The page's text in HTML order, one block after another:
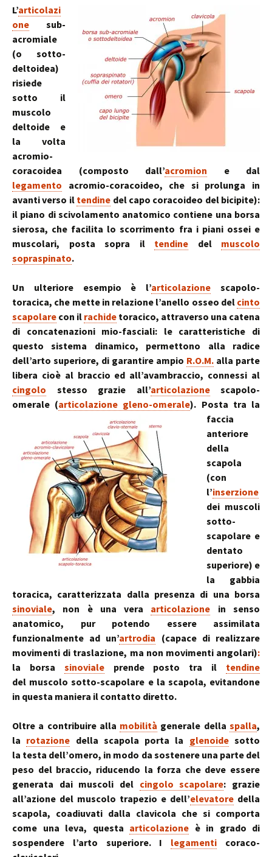
L’articolazi
one sub-
acromiale
(o sotto-
deltoidea)
risiede
sotto il
muscolo
deltoide e
la volta
acromio-
coracoidea (composto dall’acromion e dal
legamento acromio-coracoideo, che si prolunga in
avanti verso il tendine del capo coracoideo del bicipite):
il piano di scivolamento anatomico contiene una borsa
sierosa, che facilita lo scorrimento fra i piani ossei e
muscolari, posta sopra il tendine del muscolo
sopraspinato.
Un ulteriore esempio è l’articolazione scapolo-
toracica, che mette in relazione l’anello osseo del cinto
scapolare con il rachide toracico, attraverso una catena
di concatenazioni mio-fasciali: le caratteristiche di
questo sistema dinamico, permettono alla radice
dell’arto superiore, di garantire ampio R.O.M. alla parte
libera cioè al braccio ed all’avambraccio, connessi al
cingolo stesso grazie all’articolazionescapolo-
omerale (articolazione gleno-omerale). Posta tra la
faccia
anteriore
della
scapola
(con
l’inserzione
dei muscoli
sotto-
scapolare e
dentato
superiore) e
la gabbia
toracica, caratterizzata dalla presenza di una borsa
sinoviale, non è una vera articolazione in senso
anatomico, pur potendo essere assimilata
funzionalmente ad un’artrodia (capace di realizzare
movimenti di traslazione, ma non movimenti angolari):
la borsa sinovialeprende posto tra il tendine
del muscolo sotto-scapolare e la scapola, evitandone
in questa maniera il contatto diretto.
Oltre a contribuire alla mobilità generale dellaspalla,
la rotazione della scapola porta la glenoidesotto
la testa dell’omero, in modo da sostenere una parte del
peso del braccio, riducendo la forza che deve essere
generata dai muscoli del cingolo scapolare: grazie
all’azione del muscolo trapezio e dell’elevatore della
scapola, coadiuvati dalla clavicola che si comporta
come una leva, questa articolazione è in grado di
sospendere l’arto superiore.I legamenti coraco-